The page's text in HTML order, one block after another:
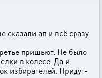
сказали ап и всё сразу
пришьют. Не было
в колесе. Да и
избирателей. Придут-